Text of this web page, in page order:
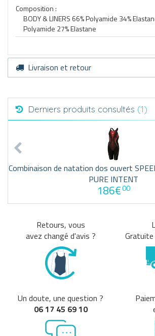
Composition :
BODY & LINERS 66% Polyamide 34%
Polyamide 27% Elastane
Livraison et retour
Derniers produits consultés (1)
Combinaison de natation dos ouvert
PURE INTENT
186€00
Retours, vous
avez changé d'avis ?
Un doute, une question ?
06 17 45 69 10